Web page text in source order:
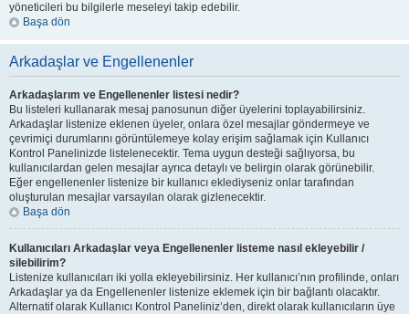
yöneticileri bu bilgilerle meseleyi takip edebilir.
Başa dön
Arkadaşlar ve Engellenenler
Arkadaşlarım ve Engellenenler listesi nedir?
Bu listeleri kullanarak mesaj panosunun diğer üyelerini toplayabilirsiniz.
Arkadaşlar listenize eklenen üyeler, onlara özel mesajlar göndermeye ve
çevrimiçi durumlarını görüntülemeye kolay erişim sağlamak için Kullanıcı
Kontrol Panelinizde listelenecektir. Tema uygun desteği sağlıyorsa, bu
kullanıcılardan gelen mesajlar ayrıca detaylı ve belirgin olarak görünebilir.
Eğer engellenenler listenize bir kullanıcı eklediyseniz onlar tarafından
oluşturulan mesajlar varsayılan olarak gizlenecektir.
Başa dön
Kullanıcıları Arkadaşlar veya Engellenenler listeme nasıl ekleyebilir /
silebilirim?
Listenize kullanıcıları iki yolla ekleyebilirsiniz. Her kullanıcı’nın profilinde, onları
Arkadaşlar ya da Engellenenler listenize eklemek için bir bağlantı olacaktır.
Alternatif olarak Kullanıcı Kontrol Paneliniz’den, direkt olarak kullanıcıların üye